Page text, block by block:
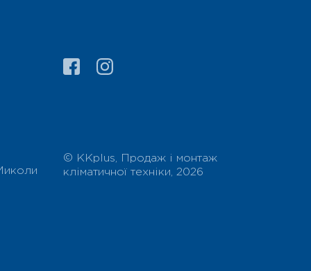
© ККplus, Продаж і монтаж
кліматичної техніки, 2026